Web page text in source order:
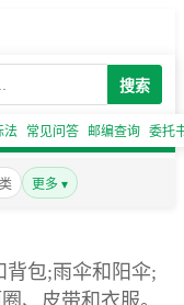
搜索
法 常见问答 邮编查询 委托
更多 ▾
背包;雨伞和阳伞;
、皮带和衣服。